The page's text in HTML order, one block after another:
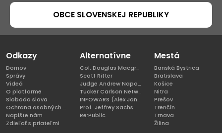
OBCE SLOVENSKEJ REPUBLIKY
Odkazy
Domov
Správy
Videá
O platforme
Sloboda slova
Ochrana osobných údajov
Napíšte nám
Zdieľať s priateľmi
Alternatívne
Col. Douglas Macgregor, Ph.D
Scott Ritter
Judge Andrew Napolitano
Tucker Carlson Network
INFOWARS (Alex Jones)
Prof. Jeffrey Sachs
Re:Public
Mestá
Banská Bystrica
Bratislava
Košice
Nitra
Prešov
Trenčín
Trnava
Žilina